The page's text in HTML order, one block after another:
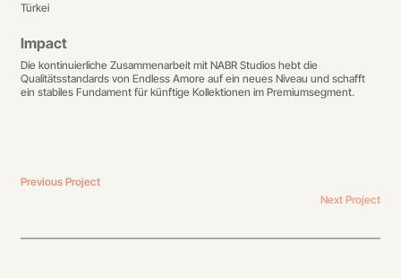
Türkei
Impact
Die kontinuierliche Zusammenarbeit mit NABR Studios hebt die
Qualitätsstandards von Endless Amore auf ein neues Niveau und schafft
ein stabiles Fundament für künftige Kollektionen im Premiumsegment.
Previous Project
Next Project